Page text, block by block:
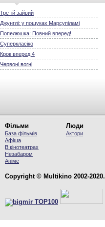
Третій зайвий
Джунглі: у пошуках Марсупіламі
Попелюшка: Повний вперед!
Суперкласіко
Крок вперед 4
Червоні вогні
Фільми
База фільмів
Афіша
В кінотеатрах
Незабаром
Аніме
Люди
Актори
Copyright © Multikino 2002-2020.